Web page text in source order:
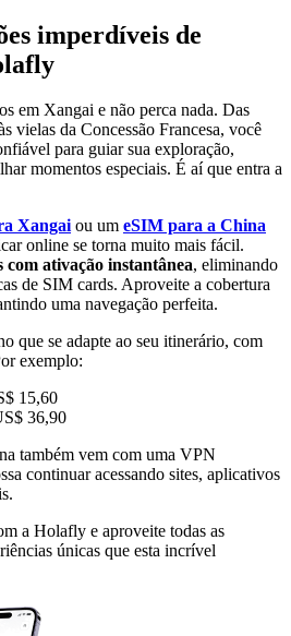
imperdíveis de
em Xangai e não perca nada. Das
vielas da Concessão Francesa, você
para guiar sua exploração,
momentos especiais. É aí que entra a
Xangaiou um eSIM para a China
online se torna muito mais fácil.
com ativação instantânea, eliminando
de SIM cards. Aproveite a cobertura
uma navegação perfeita.
que se adapte ao seu itinerário, com
exemplo:
15,60
36,90
também vem com uma VPN
continuar acessando sites, aplicativos
a Holafly e aproveite todas as
únicas que esta incrível